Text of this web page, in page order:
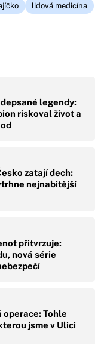
lidová medicína
legendy:
riskoval život a
zatají dech:
nejnabitější
přitvrzuje:
nová série
operace: Tohle
jsme v Ulici